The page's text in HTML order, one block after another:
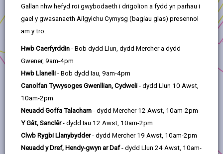
Gallan nhw hefyd roi gwybodaeth i drigolion a fydd yn parhau i
gael y gwasanaeth Ailgylchu Cymysg (bagiau glas) presennol
am y tro.
Hwb Caerfyrddin - Bob dydd Llun, dydd Mercher a dydd
Gwener, 9am-4pm
Hwb Llanelli - Bob dydd Iau, 9am-4pm
Canolfan Tywysoges Gwenllian, Cydweli - dydd Llun 10 Awst,
10am-2pm
Neuadd Goffa Talacharn - dydd Mercher 12 Awst, 10am-2pm
Y Gât, Sanclêr- dydd Iau 12 Awst, 10am-2pm
Clwb Rygbi Llanybydder- dydd Mercher 19 Awst, 10am-2pm
Neuadd y Dref, Hendy-gwyn ar Daf- dydd Llun 24 Awst, 10am-
Rhaglen Gymunedol Arloesi Twf
Glân
Prosiect Ymgeisydd:
Teitl y Prosiect:Rhaglen Gymunedol Arloesi Twf
Glân
Blaenoriaeth Buddsoddi:Cefnogi Busnesau Lleol
Location:
Bydd y rhaglen Twf Glân yn cefnogi busnesau a
sefydliadau'r trydydd sector ledled Sir Gaerfyrddin
i wella eu sgiliau arloesi a'u gwybodaeth Economi